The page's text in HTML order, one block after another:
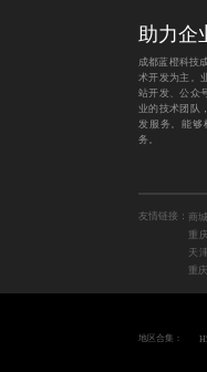
助力企
成都蓝橙科技
术开发为主。
站开发、公众
业的技术团队
发服务。能够
务。
友情链接： 商
重
天
重
地区合集：